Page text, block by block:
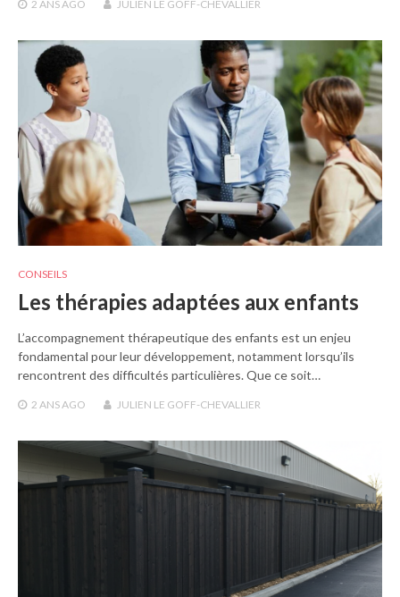
2 ANS AGO JULIEN LE GOFF-CHEVALLIER
CONSEILS
Les thérapies adaptées aux enfants
L’accompagnement thérapeutique des enfants est un enjeu
fondamental pour leur développement, notamment lorsqu’ils
rencontrent des difficultés particulières. Que ce soit…
2 ANS AGO JULIEN LE GOFF-CHEVALLIER